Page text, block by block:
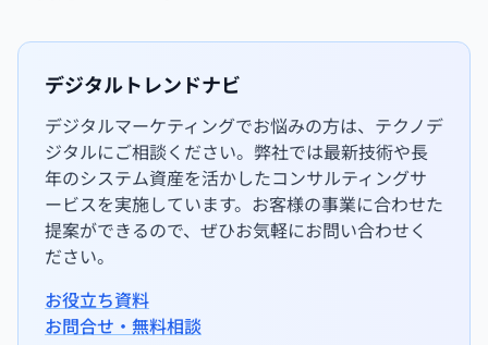
デジタルトレンドナビ
デジタルマーケティングでお悩みの方は、テクノデ
ジタルにご相談ください。弊社では最新技術や長
年のシステム資産を活かしたコンサルティングサ
ービスを実施しています。お客様の事業に合わせた
提案ができるので、ぜひお気軽にお問い合わせく
ださい。
お役立ち資料
お問合せ・無料相談